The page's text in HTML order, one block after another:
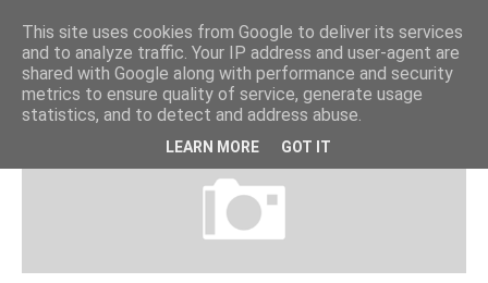
FERDINAND VON SCHIRACH
This site uses cookies from Google to deliver its services
and to analyze traffic. Your IP address and user-agent are
shared with Google along with performance and security
metrics to ensure quality of service, generate usage
statistics, and to detect and address abuse.
LEARN MORE GOT IT